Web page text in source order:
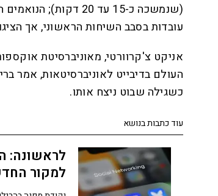
(שנמשכה כ-15 עד 20
עובדות בסבב השיחות הראשוני, אך
העולם בדיבייט לאוניברסיטאות, אמר
כשגילה שבוט ניצח אותו.
עוד כתבות בנושא
לראשונה:
למקור